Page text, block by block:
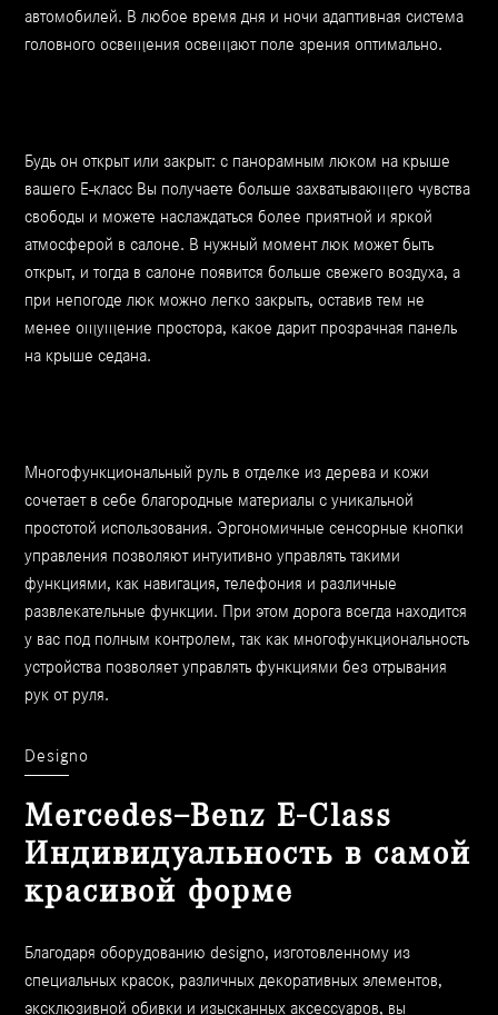
автомобилей. В любое время дня и ночи адаптивная система
головного освещения освещают поле зрения оптимально.
Будь он открыт или закрыт: с панорамным люком на крыше
вашего Е-класс Вы получаете больше захватывающего чувства
свободы и можете наслаждаться более приятной и яркой
атмосферой в салоне. В нужный момент люк может быть
открыт, и тогда в салоне появится больше свежего воздуха, а
при непогоде люк можно легко закрыть, оставив тем не
менее ощущение простора, какое дарит прозрачная панель
на крыше седана.
Многофункциональный руль в отделке из дерева и кожи
сочетает в себе благородные материалы с уникальной
простотой использования. Эргономичные сенсорные кнопки
управления позволяют интуитивно управлять такими
функциями, как навигация, телефония и различные
развлекательные функции. При этом дорога всегда находится
у вас под полным контролем, так как многофункциональность
устройства позволяет управлять функциями без отрывания
рук от руля.
Designo
Mercedes–Benz E-Class
Индивидуальность в самой
красивой форме
Благодаря оборудованию designo, изготовленному из
специальных красок, различных декоративных элементов,
эксклюзивной обивки и изысканных аксессуаров, вы